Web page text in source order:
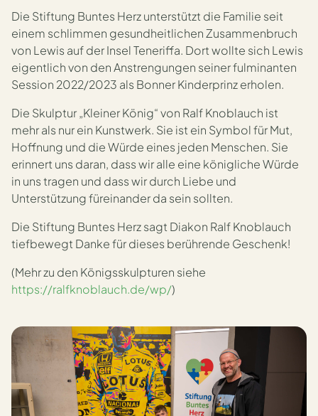
Die Stiftung Buntes Herz unterstützt die Familie seit
einem schlimmen gesundheitlichen Zusammenbruch
von Lewis auf der Insel Teneriffa. Dort wollte sich Lewis
eigentlich von den Anstrengungen seiner fulminanten
Session 2022/2023 als Bonner Kinderprinz erholen.
Die Skulptur „Kleiner König“ von Ralf Knoblauch ist
mehr als nur ein Kunstwerk. Sie ist ein Symbol für Mut,
Hoffnung und die Würde eines jeden Menschen. Sie
erinnert uns daran, dass wir alle eine königliche Würde
in uns tragen und dass wir durch Liebe und
Unterstützung füreinander da sein sollten.
Die Stiftung Buntes Herz sagt Diakon Ralf Knoblauch
tiefbewegt Danke für dieses berührende Geschenk!
(Mehr zu den Königsskulpturen siehe
https://ralfknoblauch.de/wp/)